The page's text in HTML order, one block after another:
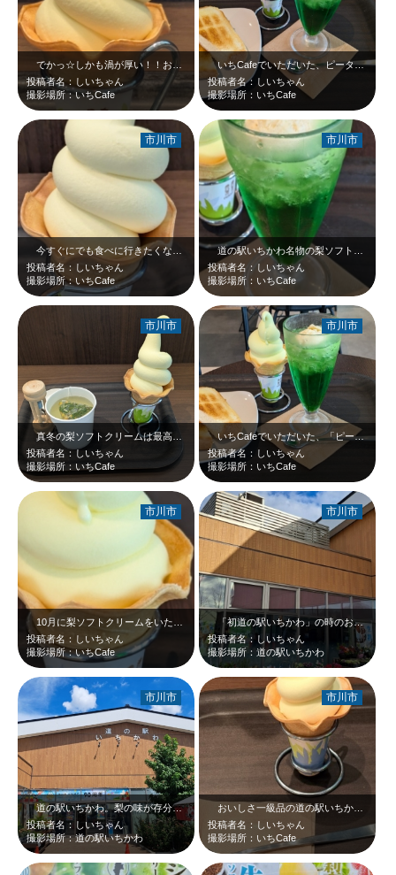
でかっ☆しかも渦が厚い！！お上品な味わいな梨ソフトクリームなのに「圧」がすご…
投稿者名：しいちゃん
撮影場所：いちCafe
いちCafeでいただいた、ピーターパンの厚切りバタートースト、大人のメロンク…
投稿者名：しいちゃん
撮影場所：いちCafe
投稿者名：しいちゃん
撮影場所：いちCafe
市川市
投稿者名：しいちゃん
撮影場所：いちCafe
市川市
真冬の梨ソフトクリームは最高（もちろん、夏はもっとおいしい）＼(^o^) ／…
投稿者名：しいちゃん
撮影場所：いちCafe
市川市
いちCafeでいただいた、「ピーターパンの厚切りバタートースト」と「梨ソフト…
投稿者名：しいちゃん
撮影場所：いちCafe
市川市
投稿者名：しいちゃん
撮影場所：いちCafe
市川市
「初道の駅いちかわ」の時のお写真です。お花が売ってありました。ソフトクリーム…
投稿者名：しいちゃん
撮影場所：道の駅いちかわ
市川市
道の駅いちかわ。梨の味が存分に楽しめる「梨ソフト」が看板スイーツ！カフェやイ…
投稿者名：しいちゃん
撮影場所：道の駅いちかわ
市川市
おいしさ一級品の道の駅いちかわ、「いちCafe」の梨ソフトクリーム(^^♪梨…
投稿者名：しいちゃん
撮影場所：いちCafe
市川市